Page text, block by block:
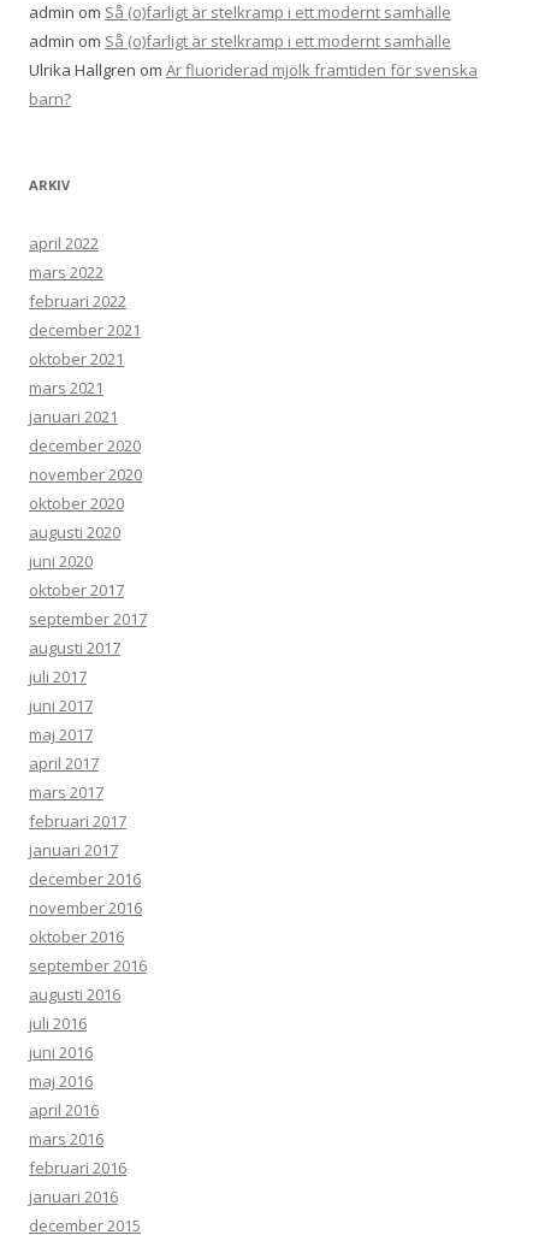
admin om Så (o)farligt är stelkramp i ett modernt samhälle
admin om Så (o)farligt är stelkramp i ett modernt samhälle
Ulrika Hallgren om Är fluoriderad mjölk framtiden för svenska
barn?
ARKIV
april 2022
mars 2022
februari 2022
december 2021
oktober 2021
mars 2021
januari 2021
december 2020
november 2020
oktober 2020
augusti 2020
juni 2020
oktober 2017
september 2017
augusti 2017
juli 2017
juni 2017
maj 2017
april 2017
mars 2017
februari 2017
januari 2017
december 2016
november 2016
oktober 2016
september 2016
augusti 2016
juli 2016
juni 2016
maj 2016
april 2016
mars 2016
februari 2016
januari 2016
december 2015